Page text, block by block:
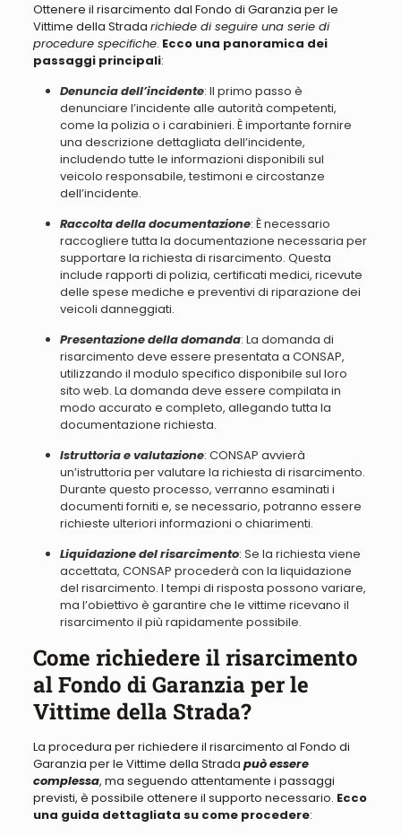
Ottenere il risarcimento dal Fondo di Garanzia per le
Vittime della Strada richiede di seguire una serie di
procedure specifiche. Ecco una panoramica dei
passaggi principali:
Denuncia dell’incidente: Il primo passo è
denunciare l’incidente alle autorità competenti,
come la polizia o i carabinieri. È importante fornire
una descrizione dettagliata dell’incidente,
includendo tutte le informazioni disponibili sul
veicolo responsabile, testimoni e circostanze
dell’incidente.
Raccolta della documentazione: È necessario
raccogliere tutta la documentazione necessaria per
supportare la richiesta di risarcimento. Questa
include rapporti di polizia, certificati medici, ricevute
delle spese mediche e preventivi di riparazione dei
veicoli danneggiati.
Presentazione della domanda: La domanda di
risarcimento deve essere presentata a CONSAP,
utilizzando il modulo specifico disponibile sul loro
sito web. La domanda deve essere compilata in
modo accurato e completo, allegando tutta la
documentazione richiesta.
Istruttoria e valutazione: CONSAP avvierà
un’istruttoria per valutare la richiesta di risarcimento.
Durante questo processo, verranno esaminati i
documenti forniti e, se necessario, potranno essere
richieste ulteriori informazioni o chiarimenti.
Liquidazione del risarcimento: Se la richiesta viene
accettata, CONSAP procederà con la liquidazione
del risarcimento. I tempi di risposta possono variare,
ma l’obiettivo è garantire che le vittime ricevano il
risarcimento il più rapidamente possibile.
Come richiedere il risarcimento
al Fondo di Garanzia per le
Vittime della Strada?
La procedura per richiedere il risarcimento al Fondo di
Garanzia per le Vittime della Strada può essere
complessa, ma seguendo attentamente i passaggi
previsti, è possibile ottenere il supporto necessario. Ecco
una guida dettagliata su come procedere: